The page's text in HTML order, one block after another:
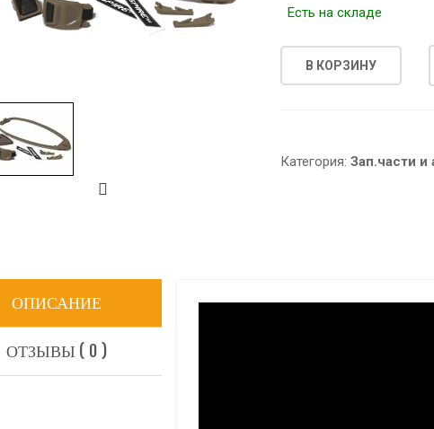
Есть на складе
В КОРЗИНУ
Категория:Зап.части и
ОПИСАНИЕ
ОТЗЫВЫ ( 0 )